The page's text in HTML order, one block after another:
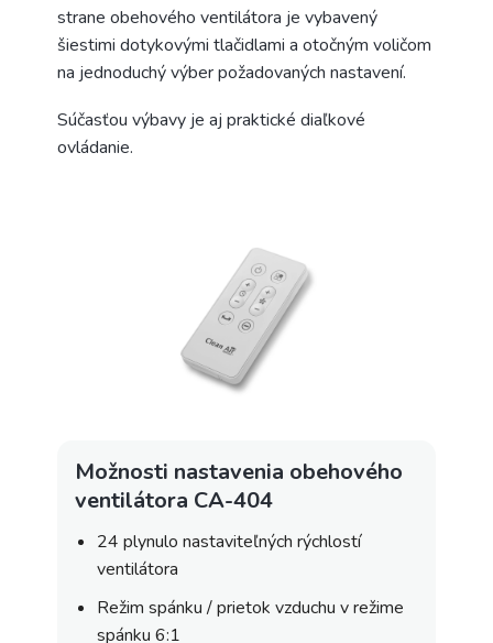
strane obehového ventilátora je vybavený
šiestimi dotykovými tlačidlami a otočným voličom
na jednoduchý výber požadovaných nastavení.
Súčasťou výbavy je aj praktické diaľkové
ovládanie.
Možnosti nastavenia obehového
ventilátora CA-404
24 plynulo nastaviteľných rýchlostí
ventilátora
Režim spánku / prietok vzduchu v režime
spánku 6:1